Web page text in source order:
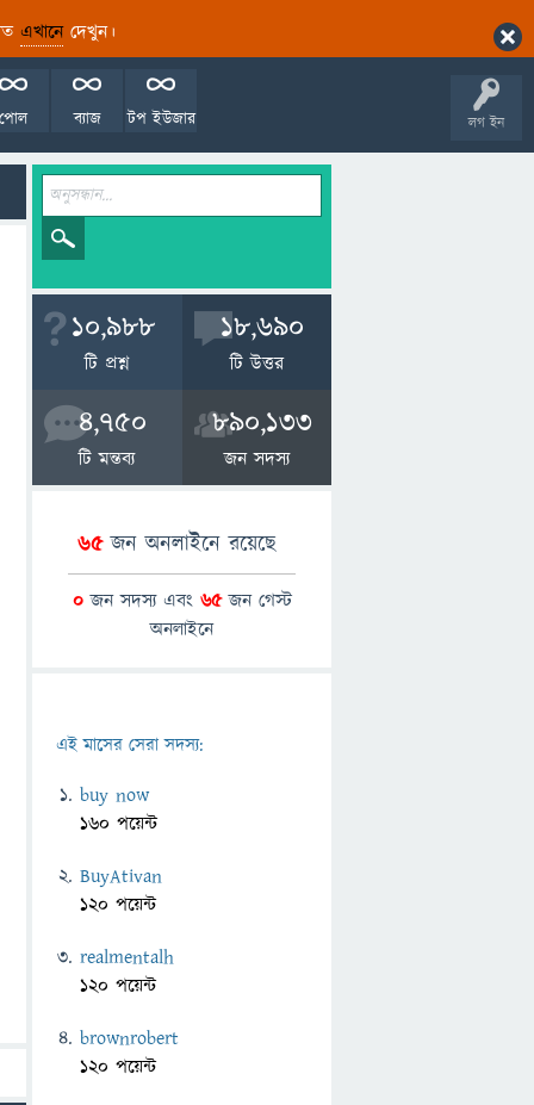
এখানেদেখুন।
লগ ইন
টপ ইউজার
ব্যাজ
পোল
10,988
টি প্রশ্ন
18,690
টি উত্তর
4,750
টি মন্তব্য
890,133
জন সদস্য
65জন অনলাইনে রয়েছে
0জন সদস্য এবং 65জন গেস্ট
অনলাইনে
এই মাসের সেরা সদস্য:
buy now
160 পয়েন্ট
BuyAtivan
120 পয়েন্ট
realmentalh
120 পয়েন্ট
brownrobert
120 পয়েন্ট